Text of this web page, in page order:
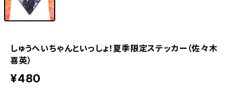
しゅうへいちゃんといっしょ！夏季限定ステッカー（佐々木
喜英）
¥480